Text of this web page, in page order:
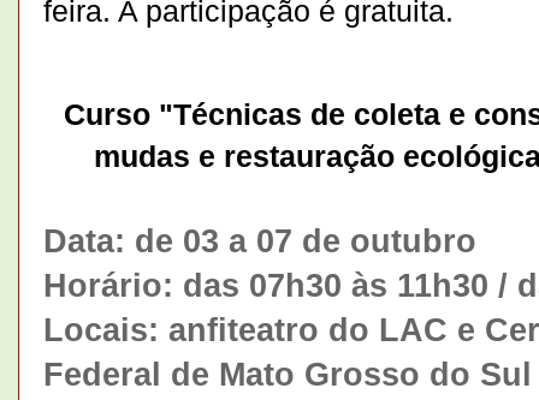
feira. A participação é gratuita.
Curso "Técnicas de coleta e
mudas e restauração
Data: de 03 a 07 de outubro
Horário: das 07h30 às 11h30 /
Locais: anfiteatro do LAC e
Federal de Mato Grosso do